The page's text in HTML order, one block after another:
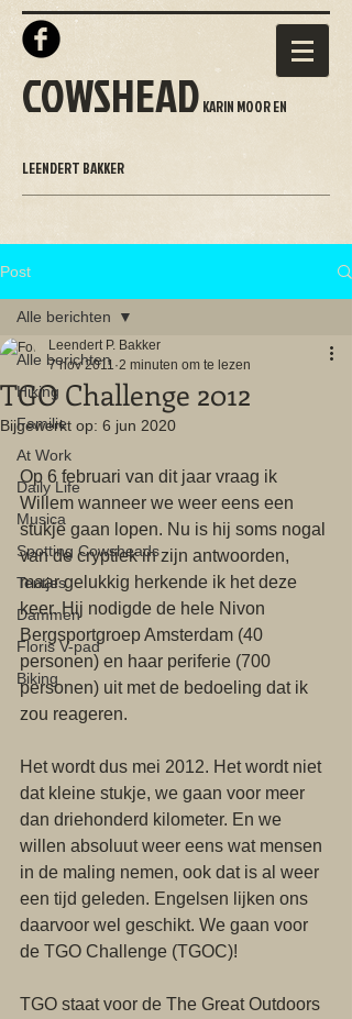
COWSHEAD KARIN MOOR EN
LEENDERT BAKKER
Post
Alle berichten
Hiking
Familie
At Work
Daily Life
Musica
Spotting Cowsheads
Tentjes
Dammen
Floris V-pad
Biking
Alle berichten
TGO Challenge 2012
Leendert P. Bakker
7 nov 2011 2 minuten om te lezen
Bijgewerkt op: 6 jun 2020
Op 6 februari van dit jaar vraag ik
Willem wanneer we weer eens een
stukje gaan lopen. Nu is hij soms nogal
van de cryptiek in zijn antwoorden,
maar gelukkig herkende ik het deze
keer. Hij nodigde de hele Nivon
Bergsportgroep Amsterdam (40
personen) en haar periferie (700
personen) uit met de bedoeling dat ik
zou reageren.
Het wordt dus mei 2012. Het wordt niet
dat kleine stukje, we gaan voor meer
dan driehonderd kilometer. En we
willen absoluut weer eens wat mensen
in de maling nemen, ook dat is al weer
een tijd geleden. Engelsen lijken ons
daarvoor wel geschikt. We gaan voor
de TGO Challenge (TGOC)!
TGO staat voor de The Great Outdoors